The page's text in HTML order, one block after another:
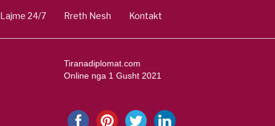
Lajme 24/7 Rreth Nesh Kontakt
Tiranadiplomat.com
Online nga 1 Gusht 2021